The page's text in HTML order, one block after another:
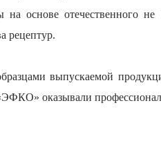
на основе отечественного
рецептур.
выпускаемой
оказывали